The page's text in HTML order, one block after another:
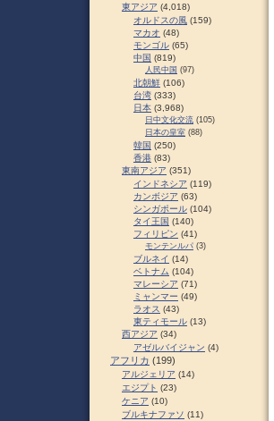
東アジア (4,018)
オルドスの風 (159)
マカオ (48)
モンゴル (65)
中国 (819)
人民中国 (97)
北朝鮮 (106)
台湾 (333)
日本 (3,968)
日中文化交流 (105)
日本の皇室 (88)
韓国 (250)
香港 (83)
東南アジア (351)
インドネシア (119)
カンボジア (63)
シンガポール (104)
タイ王国 (140)
フィリピン (41)
モンテンルパ (3)
ブルネイ (14)
ベトナム (104)
マレーシア (71)
ミャンマー (49)
ラオス (43)
東ティモール (13)
西アジア (34)
アゼルバイジャン (4)
アフリカ (199)
アルジェリア (14)
エジプト (23)
ケニア (10)
ブルキナファソ (11)